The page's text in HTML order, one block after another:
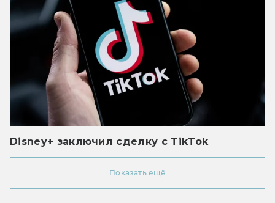
Disney+ заключил сделку с TikTok
Показать ещё